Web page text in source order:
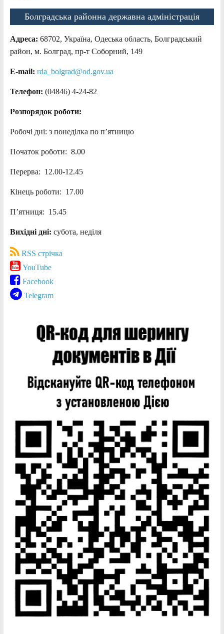
Болградська районна державна адміністрація
Адреса: 68702, Україна, Одеська область, Болградський
район, м. Болград, пр-т Соборний, 149
E-mail: rda_bolgrad@od.gov.ua
Телефон: (04846) 4-24-82
Розпорядок роботи:
Робочі дні: з понеділка по п’ятницю
Початок роботи: 8.00
Перерва: 12.00-12.45
Кінець роботи: 17.00
П’ятниця: 15.45
Вихідні дні: субота, неділя
RSS стрічка
YouTube
Facebook
Telegram